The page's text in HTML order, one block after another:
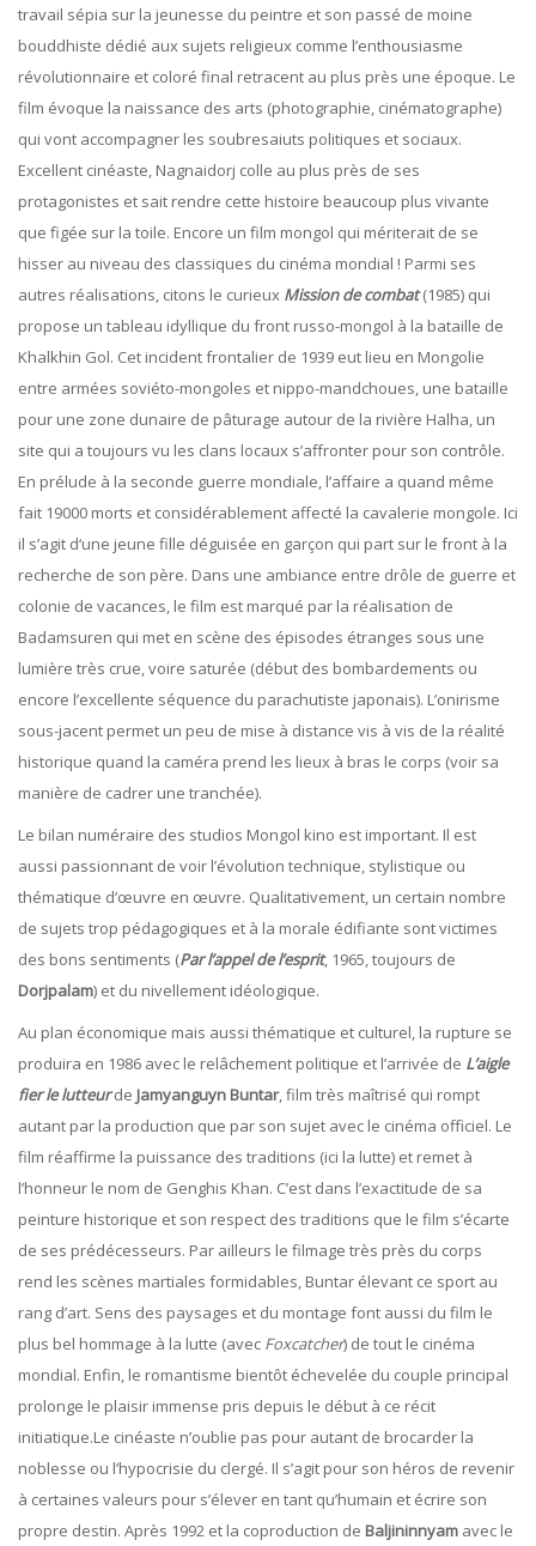
travail sépia sur la jeunesse du peintre et son passé de moine
bouddhiste dédié aux sujets religieux comme l’enthousiasme
révolutionnaire et coloré final retracent au plus près une époque. Le
film évoque la naissance des arts (photographie, cinématographe)
qui vont accompagner les soubresaiuts politiques et sociaux.
Excellent cinéaste, Nagnaidorj colle au plus près de ses
protagonistes et sait rendre cette histoire beaucoup plus vivante
que figée sur la toile. Encore un film mongol qui mériterait de se
hisser au niveau des classiques du cinéma mondial ! Parmi ses
autres réalisations, citons le curieux Mission de combat(1985) qui
propose un tableau idyllique du front russo-mongol à la bataille de
Khalkhin Gol. Cet incident frontalier de 1939 eut lieu en Mongolie
entre armées soviéto-mongoles et nippo-mandchoues, une bataille
pour une zone dunaire de pâturage autour de la rivière Halha, un
site qui a toujours vu les clans locaux s’affronter pour son contrôle.
En prélude à la seconde guerre mondiale, l’affaire a quand même
fait 19000 morts et considérablement affecté la cavalerie mongole. Ici
il s’agit d‘une jeune fille déguisée en garçon qui part sur le front à la
recherche de son père. Dans une ambiance entre drôle de guerre et
colonie de vacances, le film est marqué par la réalisation de
Badamsuren qui met en scène des épisodes étranges sous une
lumière très crue, voire saturée (début des bombardements ou
encore l’excellente séquence du parachutiste japonais). L’onirisme
sous-jacent permet un peu de mise à distance vis à vis de la réalité
historique quand la caméra prend les lieux à bras le corps (voir sa
manière de cadrer une tranchée).
Le bilan numéraire des studios Mongol kino est important. Il est
aussi passionnant de voir l’évolution technique, stylistique ou
thématique d’œuvre en œuvre. Qualitativement, un certain nombre
de sujets trop pédagogiques et à la morale édifiante sont victimes
des bons sentiments (Par l’appel de l’esprit, 1965, toujours de
Dorjpalam) et du nivellement idéologique.
Au plan économique mais aussi thématique et culturel, la rupture se
produira en 1986 avec le relâchement politique et l’arrivée de L’aigle
fier le lutteurde Jamyanguyn Buntar, film très maîtrisé qui rompt
autant par la production que par son sujet avec le cinéma officiel. Le
film réaffirme la puissance des traditions (ici la lutte) et remet à
l’honneur le nom de Genghis Khan. C’est dans l’exactitude de sa
peinture historique et son respect des traditions que le film s’écarte
de ses prédécesseurs. Par ailleurs le filmage très près du corps
rend les scènes martiales formidables, Buntar élevant ce sport au
rang d’art. Sens des paysages et du montage font aussi du film le
plus bel hommage à la lutte (avec Foxcatcher) de tout le cinéma
mondial. Enfin, le romantisme bientôt échevelée du couple principal
prolonge le plaisir immense pris depuis le début à ce récit
initiatique.Le cinéaste n’oublie pas pour autant de brocarder la
noblesse ou l’hypocrisie du clergé. Il s’agit pour son héros de revenir
à certaines valeurs pour s’élever en tant qu’humain et écrire son
propre destin. Après 1992 et la coproduction de Baljininnyam avec le